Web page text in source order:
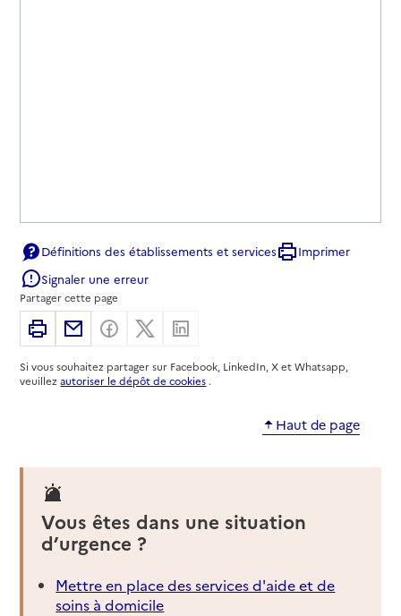
Définitions des établissements et services
Imprimer
Signaler une erreur
Partager cette page
ImprimerPartager par email
Partager sur Facebook
Partager sur X
Si vous souhaitez partager sur Facebook, LinkedIn, X et Whatsapp,
veuillezautoriser le dépôt de cookies .
Haut de page
Vous êtes dans une situation
d’urgence ?
Mettre en place des services d'aide et de
soins à domicile